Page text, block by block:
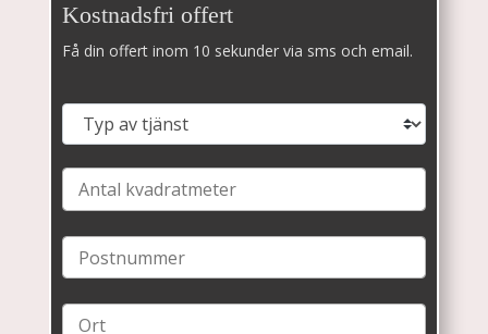
Kostnadsfri offert
Få din offert inom 10 sekunder via sms och email.